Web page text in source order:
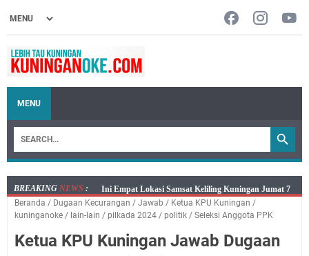
MENU
BREAKING NEWS :
Jumat 7 Agustus 2026 Mobil SIM Keliling Ada di
Kecamatan Sindangagung
Dicabut Dari Hidupmu, Kamu Akan Tetap Berjalan
Beranda / Dugaan Kecurangan / Jawab / Ketua KPU Kuningan /
kuninganoke / lain-lain / pilkada 2024 / politik / Seleksi Anggota PPK
Ketua KPU Kuningan Jawab Dugaan